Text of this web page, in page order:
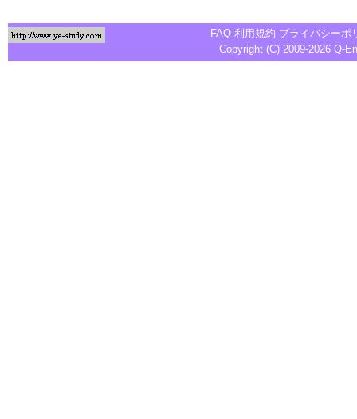
FAQ 利用規約 プライバシーポ
Copyright (C) 2009-2026 Q-